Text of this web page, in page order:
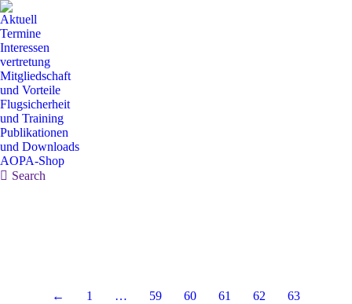
Aktuell
Termine
Interessen
vertretung
Mitgliedschaft
und Vorteile
Flugsicherheit
und Training
Publikationen
und Downloads
AOPA-Shop
Search:
Search
← 1 … 59 60 61 62
63